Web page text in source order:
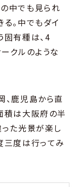
中でも見られ
。中でもダイ
固有種は、4
クルのような
、鹿児島から直
積は大阪府の半
た光景が楽し
三度は行ってみ